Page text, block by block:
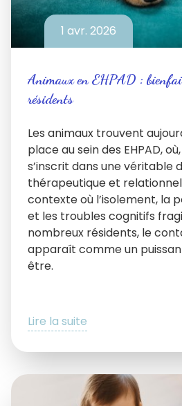
1 avr. 2026
Animaux en EHPAD :
résidents
Les animaux trouvent
place au sein des EHPAD,
s’inscrit dans une véritable
thérapeutique et
contexte où l’isolement, la
et les troubles cognitifs
nombreux résidents, le
apparaît comme un
être.
Lire la suite